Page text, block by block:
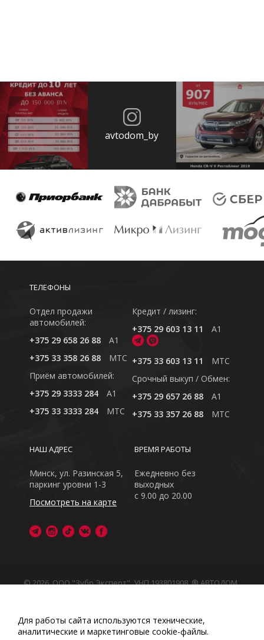
avtodom_by
ТЕЛЕФОНЫ
Отдел продажи
автомобилей:
+375 29 658 26 88
A1
+375 33 358 26 88
MTC
Приём автомобилей:
+375 29 3333 284
A1
+375 33 3333 284
MTC
Кредит / лизинг:
+375 29 603 13 11
A1
+375 33 603 13 11
MTC
Cрочный выкуп / Обмен:
+375 29 657 26 88
A1
+375 33 357 26 88
MTC
ВРЕМЯ РАБОТЫ
Ежедневно без
выходных
с 9.00 до 20.00
НАШ АДРЕС
Минск, ул. Разинская 5,
паркинг уровни 1-3
Посмотреть на карте
© 2026, ООО "Зубр Эксперт", УНП 193801908. ® АВТОДОМ
Обращаем Ваше внимание на то, что данный интернет-
сайт носит исключительно информационный характер
Любое использование либо копирование материалов
Для работы сайта используются технические,
аналитические и маркетинговые сооkіе-файлы.